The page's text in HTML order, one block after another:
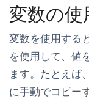
変数の使
変数を使用する
を使用して、値
ます。たとえば
に手動でコピー